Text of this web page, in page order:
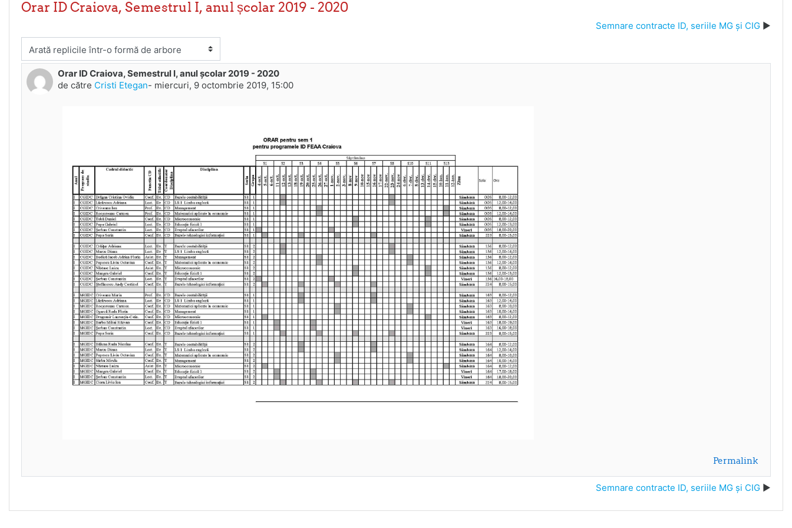
Orar ID Craiova, Semestrul I, anul școlar 2019 - 2020
Semnare contracte ID, seriile MG și CIG
mod
Orar ID Craiova, Semestrul I, anul școlar 2019 - 2020
de către Cristi Etegan- miercuri, 9 octombrie 2019, 15:00
Număr de răspunsuri: 0
Permalink
Semnare contracte ID, seriile MG și CIG